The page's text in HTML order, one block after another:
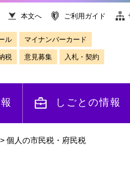
本文へ ご利用ガイド
ル マイナンバーカード
税 意見募集 入札・契約
しごとの情報
> 個人の市民税・府民税